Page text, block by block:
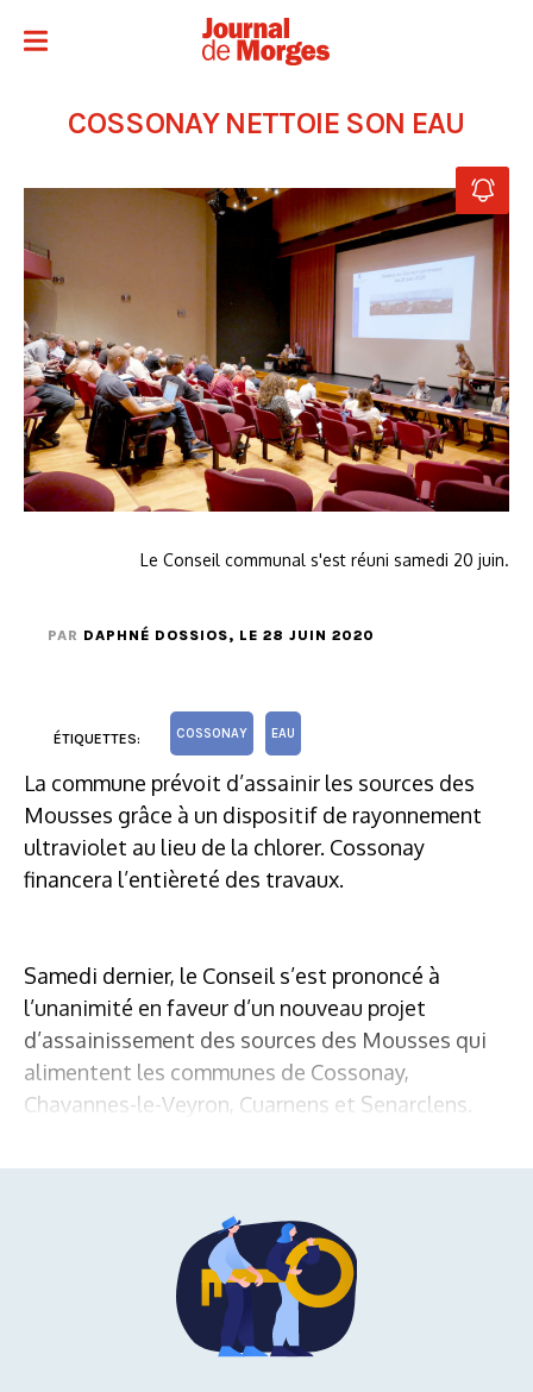
COSSONAY NETTOIE SON EAU
Le Conseil communal s'est réuni samedi 20 juin.
PAR DAPHNÉ DOSSIOS, LE 28 JUIN 2020
ÉTIQUETTES: COSSONAY EAU
La commune prévoit d’assainir les sources des
Mousses grâce à un dispositif de rayonnement
ultraviolet au lieu de la chlorer. Cossonay
financera l’entièreté des travaux.
Samedi dernier, le Conseil s’est prononcé à
l’unanimité en faveur d’un nouveau projet
d’assainissement des sources des Mousses qui
alimentent les communes de Cossonay,
Chavannes-le-Veyron, Cuarnens et Senarclens.